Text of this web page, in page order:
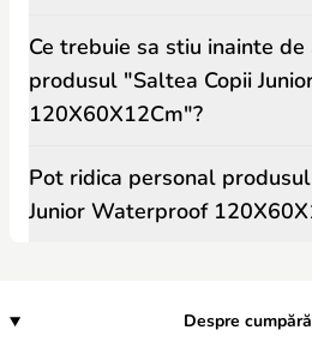
Ce trebuie sa stiu inainte de
produsul "Saltea Copii
120X60X12Cm"?
Pot ridica personal
Junior Waterproof
Despre